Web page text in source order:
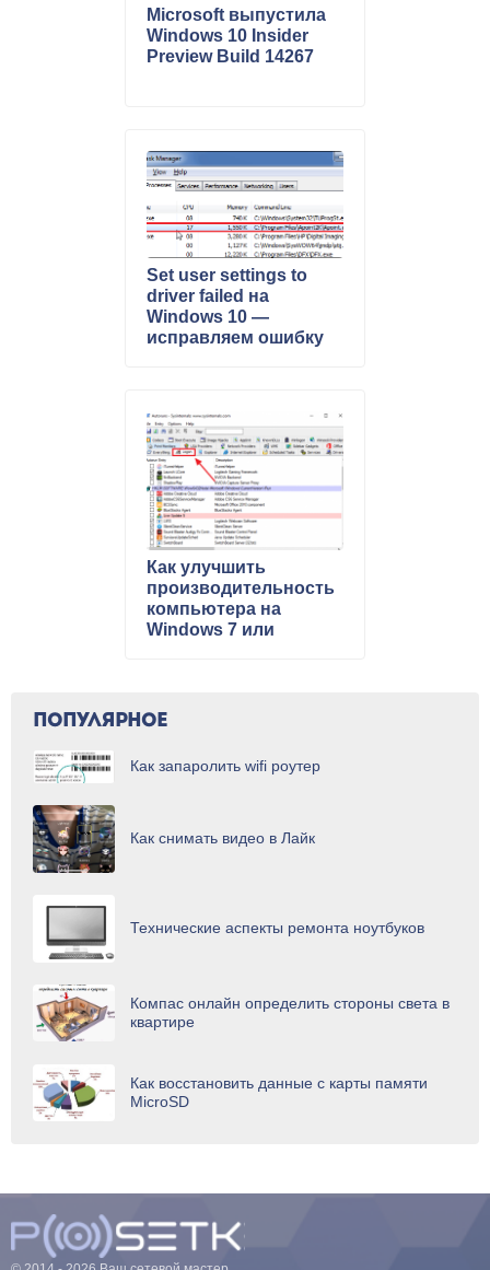
Microsoft выпустила
Windows 10 Insider
Preview Build 14267
Set user settings to
driver failed на
Windows 10 —
исправляем ошибку
Как улучшить
производительность
компьютера на
Windows 7 или
ПОПУЛЯРНОЕ
Как запаролить wifi роутер
Как снимать видео в Лайк
Технические аспекты ремонта ноутбуков
Компас онлайн определить стороны света в
квартире
Как восстановить данные с карты памяти
MicroSD